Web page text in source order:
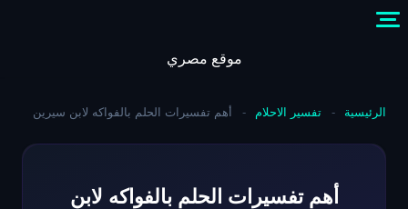
موقع مصري
الرئيسية - تفسير الاحلام - أهم تفسيرات الحلم بالفواكه لابن سيرين
أهم تفسيرات الحلم بالفواكه لابن